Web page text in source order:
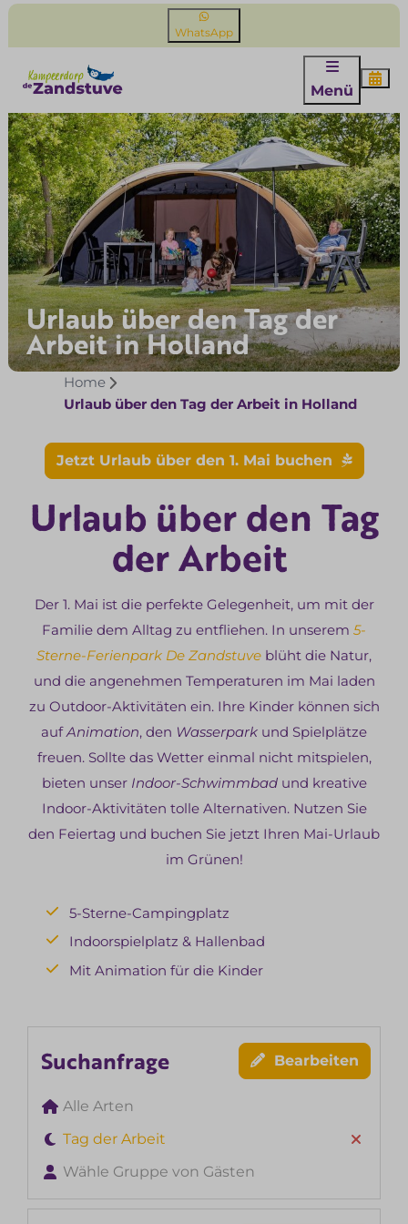
WhatsApp
Menü
Urlaub über den Tag der
Arbeit in Holland
Home
Urlaub über den Tag der Arbeit in Holland
Jetzt Urlaub über den 1. Mai buchen
Urlaub über den Tag
der Arbeit
Der 1. Mai ist die perfekte Gelegenheit, um mit der
Familie dem Alltag zu entfliehen. In unserem 5-
Sterne-Ferienpark De Zandstuve blüht die Natur,
und die angenehmen Temperaturen im Mai laden
zu Outdoor-Aktivitäten ein. Ihre Kinder können sich
aufAnimation, den Wasserpark und Spielplätze
freuen. Sollte das Wetter einmal nicht mitspielen,
bieten unser Indoor-Schwimmbadund kreative
Indoor-Aktivitäten tolle Alternativen. Nutzen Sie
den Feiertag und buchen Sie jetzt Ihren Mai-Urlaub
im Grünen!
5-Sterne-Campingplatz
Indoorspielplatz & Hallenbad
Mit Animation für die Kinder
Suchanfrage Bearbeiten
Alle Arten
Tag der Arbeit
Wähle Gruppe von Gästen